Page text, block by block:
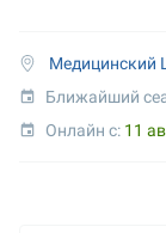
Медицинский
Ближайший
Онлайн с: 11